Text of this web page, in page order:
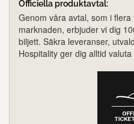
Officiella produktavtal:
Genom våra avtal, som i
marknaden, erbjuder vi dig
biljett. Säkra leveranser,
Hospitality ger dig alltid